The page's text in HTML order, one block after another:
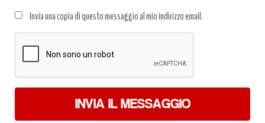
dati
*
Invia una copia di questo messaggio al mio indirizzo email.
INVIA IL MESSAGGIO